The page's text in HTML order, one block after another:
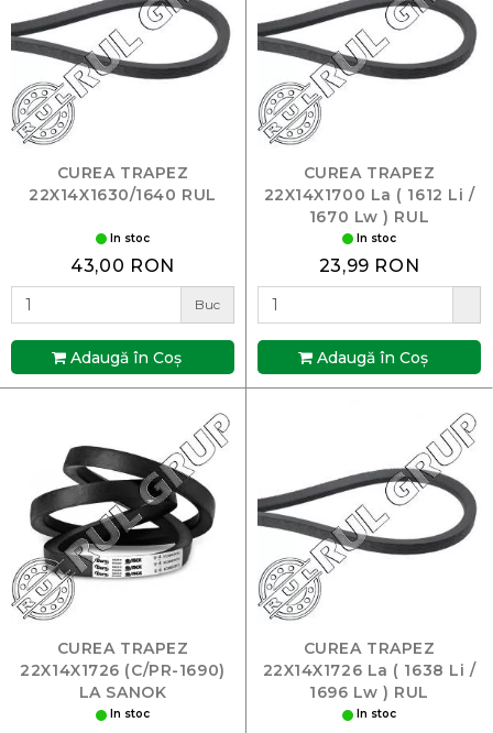
CUREA TRAPEZ
22X14X1630/1640 RUL
In stoc
43,00 RON
Buc
Adaugă în Coş
CUREA TRAPEZ
22X14X1700 La ( 1612 Li /
1670 Lw ) RUL
In stoc
23,99 RON
Adaugă în Coş
CUREA TRAPEZ
22X14X1726 (C/PR-1690)
LA SANOK
In stoc
CUREA TRAPEZ
22X14X1726 La ( 1638 Li /
1696 Lw ) RUL
In stoc